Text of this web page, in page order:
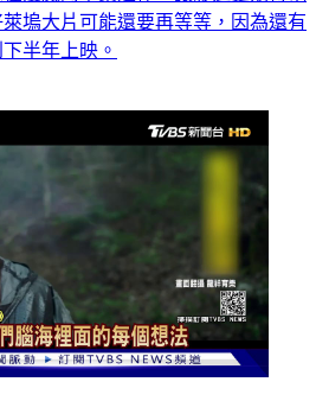
塢大片可能還要再等等，因為還有
半年上映。